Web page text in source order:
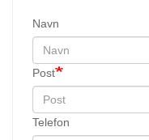
Navn
Post
Telefon